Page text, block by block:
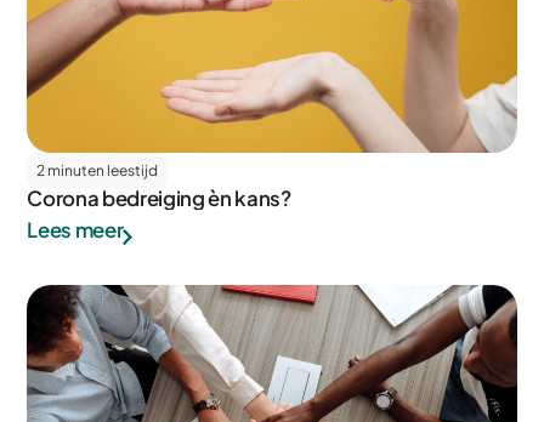
2 minuten leestijd
Corona bedreiging èn kans?
Lees meer